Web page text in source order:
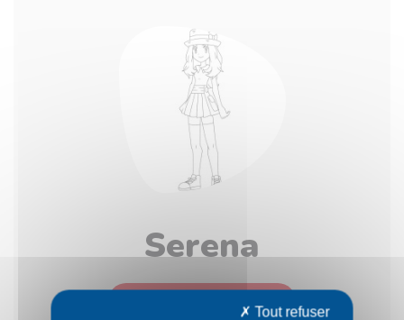
Serena
VOIR LE DESSINTout refuser